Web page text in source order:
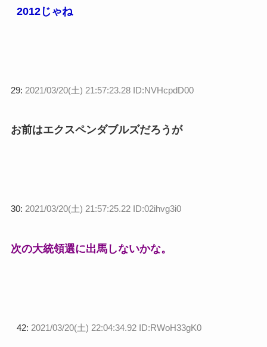
2012じゃね
29: 2021/03/20(土) 21:57:23.28 ID:NVHcpdD00
お前はエクスペンダブルズだろうが
30: 2021/03/20(土) 21:57:25.22 ID:02ihvg3i0
次の大統領選に出馬しないかな。
42: 2021/03/20(土) 22:04:34.92 ID:RWoH33gK0